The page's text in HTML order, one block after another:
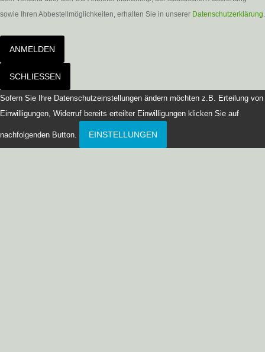
sowie Ihren Abbestellmöglichkeiten, erhalten Sie in unserer Datenschutzerklärung.
ANMELDEN
SCHLIESSEN
Sofern Sie Ihre Datenschutzeinstellungen ändern möchten z.B. Erteilung von
Einwilligungen, Widerruf bereits erteilter Einwilligungen klicken Sie auf
nachfolgenden Button. EINSTELLUNGEN